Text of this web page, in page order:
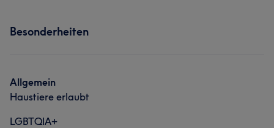
Besonderheiten
Allgemein
Haustiere erlaubt
LGBTQIA+